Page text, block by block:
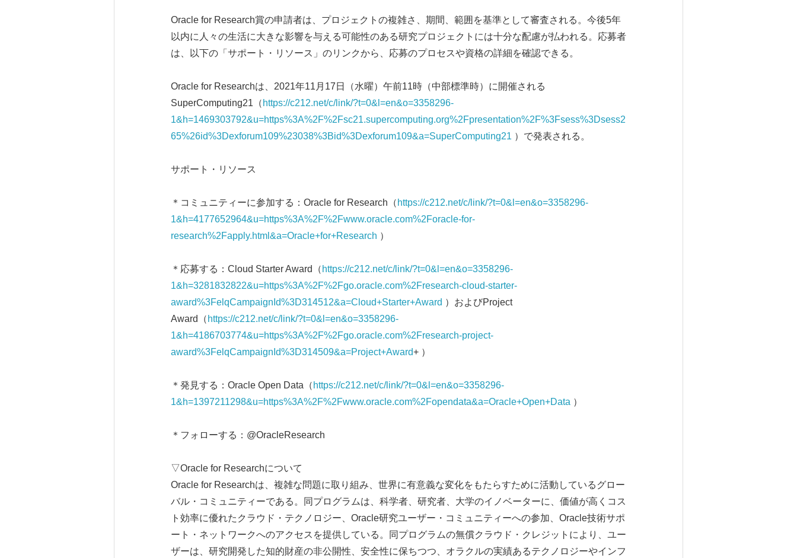
Oracle for Research賞の申請者は、プロジェクトの複雑さ、期間、範囲を基準として審査される。今後5年
以内に人々の生活に大きな影響を与える可能性のある研究プロジェクトには十分な配慮が払われる。応募者
は、以下の「サポート・リソース」のリンクから、応募のプロセスや資格の詳細を確認できる。
Oracle for Researchは、2021年11月17日（水曜）午前11時（中部標準時）に開催される
SuperComputing21（ https://c212.net/c/link/?t=0&l=en&o=3358296-
1&h=1469303792&u=https%3A%2F%2Fsc21.supercomputing.org%2Fpresentation%2F%3Fsess%3Dsess2
65%26id%3Dexforum109%23038%3Bid%3Dexforum109&a=SuperComputing21 ）で発表される。
サポート・リソース
＊コミュニティーに参加する：Oracle for Research（ https://c212.net/c/link/?t=0&l=en&o=3358296-
1&h=4177652964&u=https%3A%2F%2Fwww.oracle.com%2Foracle-for-
research%2Fapply.html&a=Oracle+for+Research ）
＊応募する：Cloud Starter Award（ https://c212.net/c/link/?t=0&l=en&o=3358296-
1&h=3281832822&u=https%3A%2F%2Fgo.oracle.com%2Fresearch-cloud-starter-
award%3FelqCampaignId%3D314512&a=Cloud+Starter+Award ）およびProject
Award（ https://c212.net/c/link/?t=0&l=en&o=3358296-
1&h=4186703774&u=https%3A%2F%2Fgo.oracle.com%2Fresearch-project-
award%3FelqCampaignId%3D314509&a=Project+Award+ ）
＊発見する：Oracle Open Data（ https://c212.net/c/link/?t=0&l=en&o=3358296-
1&h=1397211298&u=https%3A%2F%2Fwww.oracle.com%2Fopendata&a=Oracle+Open+Data ）
＊フォローする：@OracleResearch
▽Oracle for Researchについて
Oracle for Researchは、複雑な問題に取り組み、世界に有意義な変化をもたらすために活動しているグロー
バル・コミュニティーである。同プログラムは、科学者、研究者、大学のイノベーターに、価値が高くコス
ト効率に優れたクラウド・テクノロジー、Oracle研究ユーザー・コミュニティーへの参加、Oracle技術サポ
ート・ネットワークへのアクセスを提供している。同プログラムの無償クラウド・クレジットにより、ユー
ザーは、研究開発した知的財産の非公開性、安全性に保ちつつ、オラクルの実績あるテクノロジーやインフ